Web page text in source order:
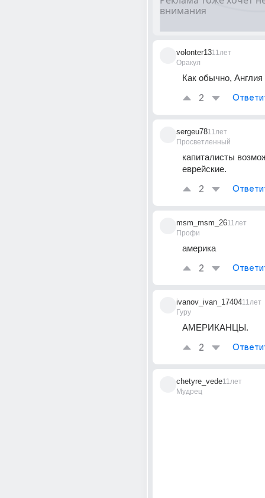
volonter13
Оракул
11лет
Как обычно, Англия
2
sergeu78
Просветленный
11лет
капиталисты
еврейские.
2
msm_msm_26
Профи
11лет
америка
2
ivanov_ivan_17404
Гуру
11лет
АМЕРИКАНЦЫ.
2
chetyre_vede
Мудрец
11лет